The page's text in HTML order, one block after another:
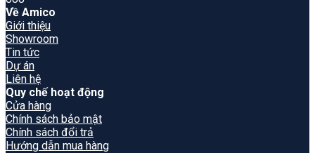
Về Amico
Giới thiệu
Showroom
Tin tức
Dự án
Liên hệ
Quy chế hoạt động
Cửa hàng
Chính sách bảo mật
Chính sách đổi trả
Hướng dẫn mua hàng